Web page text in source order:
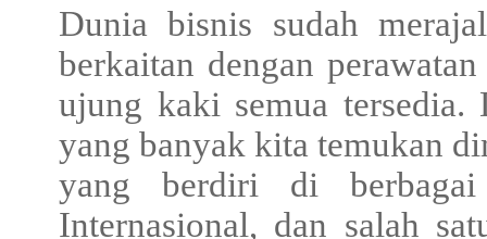
Dunia bisnis sudah
berkaitan dengan
ujung kaki semua
yang banyak kita temukan
yang berdiri di
Internasional, dan salah